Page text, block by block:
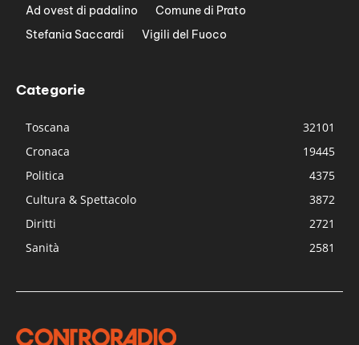
Ad ovest di padalino
Comune di Prato
Stefania Saccardi
Vigili del Fuoco
Categorie
Toscana
32101
Cronaca
19445
Politica
4375
Cultura & Spettacolo
3872
Diritti
2721
Sanità
2581